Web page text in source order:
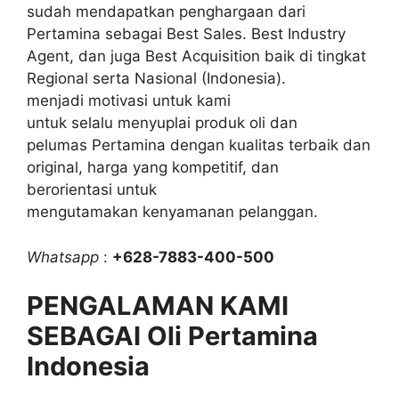
sudah mendapatkan penghargaan dari
Pertamina sebagai Best Sales. Best Industry
Agent, dan juga Best Acquisition baik di tingkat
Regional serta Nasional (Indonesia).
menjadi motivasi untuk kami
untuk selalu menyuplai produk oli dan
pelumas Pertamina dengan kualitas terbaik dan
original, harga yang kompetitif, dan
berorientasi untuk
mengutamakan kenyamanan pelanggan.
Whatsapp : +628-7883-400-500
PENGALAMAN KAMI
SEBAGAI Oli Pertamina
Indonesia